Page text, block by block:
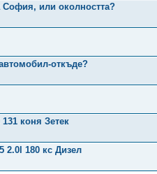
София, или околността?
откъде?
коня Зетек
2.0l 180 кс Дизел